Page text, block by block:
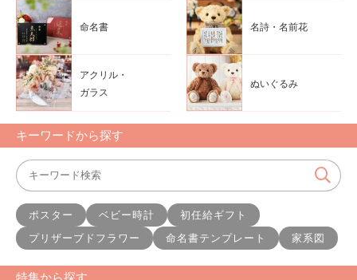
命名書 名詩・名前花
アクリル・
ガラス
ぬいぐるみ
キーワードから探す
ポスター ベビー時計
初任給ギフト
プリザーブドフラワー
命名書テンプレート 家系図
特集から探す